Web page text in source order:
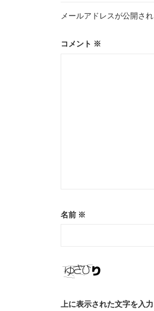
ー
メールアドレスが公開さ
コメント ※
名前 ※
上に表示された文字を入力